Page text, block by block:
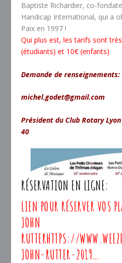
Baptiste Richardier, co-
Handicap International, qui a
Paix en 1997 !
Qui plus est, les tarifs sont
(étudiants) et 10€ (enfants)
Demande de renseignements:
michel.godet@gmail.com
Président du Club Rotary
40
RÉSERVATION EN LIGNE:
LIEN POUR RÉSERVER VOS
JOHN
RUTTERHTTPS://
JOHN-RUTTER-2019…